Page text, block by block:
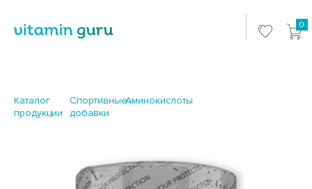
0
Каталог
продукции
Спортивные
добавки
Аминокислоты